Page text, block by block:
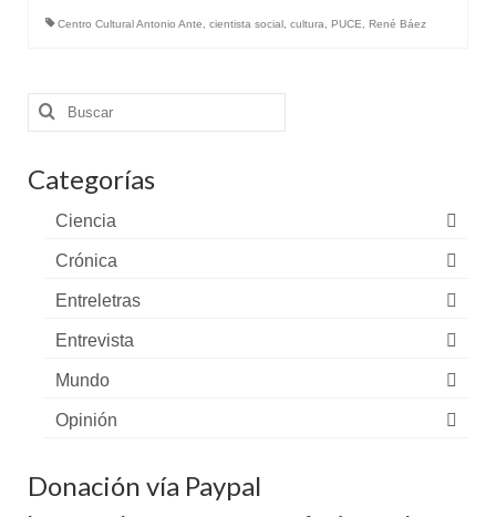
Centro Cultural Antonio Ante cientista social cultura PUCE René Báez
Buscar
por:
Categorías
Ciencia
Crónica
Entreletras
Entrevista
Mundo
Opinión
Donación vía Paypal